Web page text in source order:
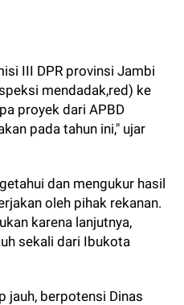
III DPR provinsi Jambi
mendadak,red) ke
proyek dari APBD
pada tahun ini," ujar
dan mengukur hasil
oleh pihak rekanan.
karena lanjutnya,
sekali dari Ibukota
jauh, berpotensi Dinas